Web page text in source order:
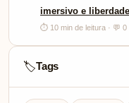
imersivo e
⏱ 10 min de leitura · 💬 0
🏷️Tags